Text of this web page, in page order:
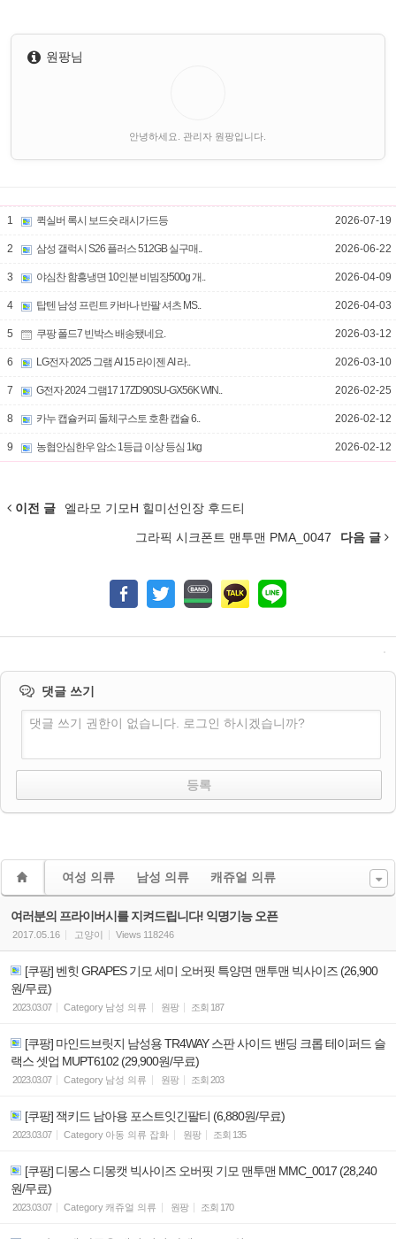
원팡님
안녕하세요. 관리자 원팡입니다.
1 퀵실버 록시 보드숏 래시가드등 2026-07-19
2 삼성 갤럭시 S26 플러스 512GB 실구매.. 2026-06-22
3 야심찬 함흥냉면 10인분 비빔장500g 개.. 2026-04-09
4 탑텐 남성 프린트 카바나 반팔 셔츠 MS.. 2026-04-03
5 쿠팡 폴드7 빈박스 배송됐네요. 2026-03-12
6 LG전자 2025 그램 AI 15 라이젠 AI 라.. 2026-03-10
7 G전자 2024 그램17 17ZD90SU-GX56K WIN.. 2026-02-25
8 카누 캡슐커피 돌체구스토 호환 캡슐 6.. 2026-02-12
9 농협안심한우 암소 1등급 이상 등심 1kg 2026-02-12
이전 글 엘라모 기모H 힐미선인장 후드티
그라픽 시크폰트 맨투맨 PMA_0047 다음 글
댓글 쓰기
댓글 쓰기 권한이 없습니다. 로그인 하시겠습니까?
여성 의류 남성 의류 캐쥬얼 의류
여러분의 프라이버시를 지켜드립니다! 익명기능 오픈
2017.05.16 고양이 Views 118246
[쿠팡] 벤힛 GRAPES 기모 세미 오버핏 특양면 맨투맨 빅사이즈 (26,900
원/무료)
2023.03.07 Category 남성 의류 원팡 조회 187
[쿠팡] 마인드브릿지 남성용 TR4WAY 스판 사이드 밴딩 크롭 테이퍼드 슬
랙스 셋업 MUPT6102 (29,900원/무료)
2023.03.07 Category 남성 의류 원팡 조회 203
[쿠팡] 잭키드 남아용 포스트잇긴팔티 (6,880원/무료)
2023.03.07 Category 아동 의류 잡화 원팡 조회 135
[쿠팡] 디몽스 디몽캣 빅사이즈 오버핏 기모 맨투맨 MMC_0017 (28,240
원/무료)
2023.03.07 Category 캐쥬얼 의류 원팡 조회 170